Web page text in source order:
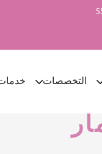
التخصصات